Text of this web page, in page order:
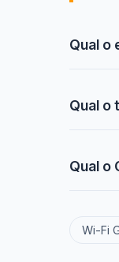
Qual o
Qual o
Qual o
Wi-Fi